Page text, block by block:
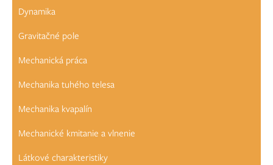
Dynamika
Gravitačné pole
Mechanická práca
Mechanika tuhého telesa
Mechanika kvapalín
Mechanické kmitanie a vlnenie
Látkové charakteristiky